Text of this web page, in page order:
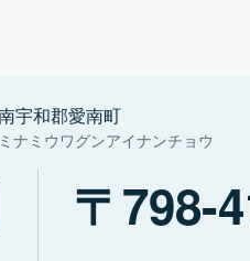
宇和郡愛南町
ミナミウワグンアイナンチョウ
798-